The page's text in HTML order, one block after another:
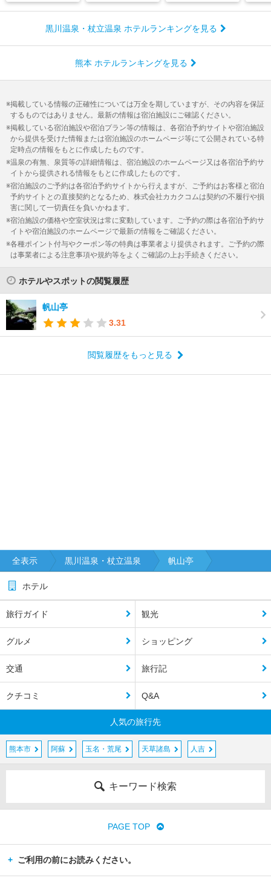
黒川温泉・杖立温泉 ホテルランキングを見る
熊本 ホテルランキングを見る
掲載している情報の正確性については万全を期していますが、その内容を保証
するものではありません。最新の情報は宿泊施設にご確認ください。
掲載している宿泊施設や宿泊プラン等の情報は、各宿泊予約サイトや宿泊施設
から提供を受けた情報または宿泊施設のホームページ等にて公開されている特
定時点の情報をもとに作成したものです。
温泉の有無、泉質等の詳細情報は、宿泊施設のホームページ又は各宿泊予約サ
イトから提供される情報をもとに作成したものです。
宿泊施設のご予約は各宿泊予約サイトから行えますが、ご予約はお客様と宿泊
予約サイトとの直接契約となるため、株式会社カカクコムは契約の不履行や損
害に関して一切責任を負いかねます。
宿泊施設の価格や空室状況は常に変動しています。ご予約の際は各宿泊予約サ
イトや宿泊施設のホームページで最新の情報をご確認ください。
各種ポイント付与やクーポン等の特典は事業者より提供されます。ご予約の際
は事業者による注意事項や規約等をよくご確認の上お手続きください。
ホテルやスポットの閲覧履歴
帆山亭
3.31
閲覧履歴をもっと見る
全表示 黒川温泉・杖立温泉 帆山亭
ホテル
旅行ガイド 観光
グルメ ショッピング
交通 旅行記
クチコミ Q&A
人気の旅行先
熊本市 阿蘇 玉名・荒尾 天草諸島 人吉
キーワード検索
PAGE TOP
ご利用の前にお読みください。